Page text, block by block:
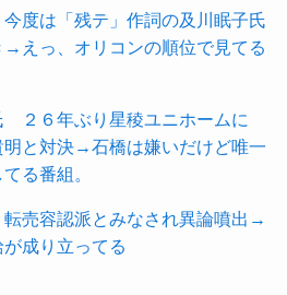
度は「残テ」作詞の及川眠子氏
→えっ、オリコンの順位で見てる
２６年ぶり星稜ユニホームに
明と対決→石橋は嫌いだけど唯一
る番組。
転売容認派とみなされ異論噴出→
成り立ってる